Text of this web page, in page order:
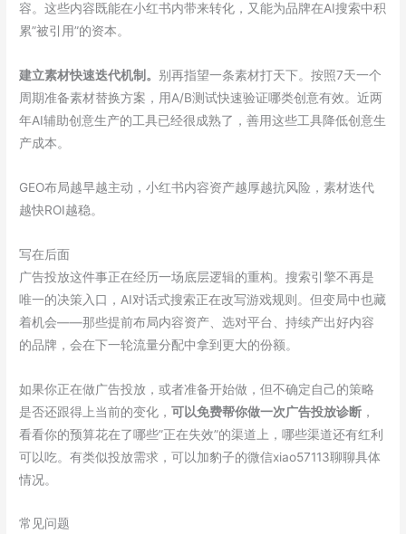
容。这些内容既能在小红书内带来转化，又能为品牌在AI搜索中积
累”被引用”的资本。
建立素材快速迭代机制。 别再指望一条素材打天下。按照7天一个
周期准备素材替换方案，用A/B测试快速验证哪类创意有效。近两
年AI辅助创意生产的工具已经很成熟了，善用这些工具降低创意生
产成本。
GEO布局越早越主动，小红书内容资产越厚越抗风险，素材迭代
越快ROI越稳。
写在后面
广告投放这件事正在经历一场底层逻辑的重构。搜索引擎不再是
唯一的决策入口，AI对话式搜索正在改写游戏规则。但变局中也藏
着机会——那些提前布局内容资产、选对平台、持续产出好内容
的品牌，会在下一轮流量分配中拿到更大的份额。
如果你正在做广告投放，或者准备开始做，但不确定自己的策略
是否还跟得上当前的变化，可以免费帮你做一次广告投放诊断 ，
看看你的预算花在了哪些”正在失效”的渠道上，哪些渠道还有红利
可以吃。有类似投放需求，可以加豹子的微信xiao57113聊聊具体
情况。
常见问题